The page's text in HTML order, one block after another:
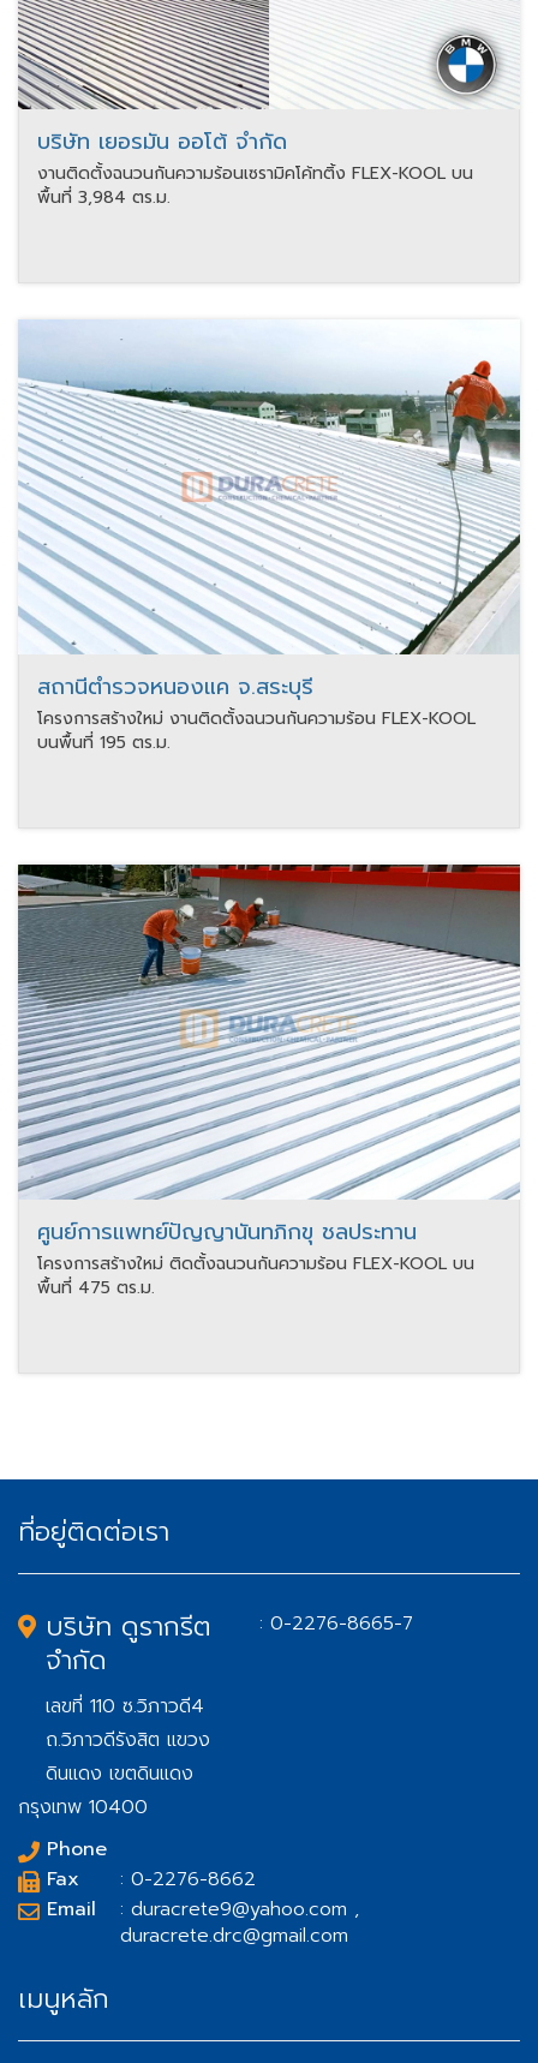
บริษัท เยอรมัน ออโต้ จำกัด
งานติดตั้งฉนวนกันความร้อนเซรามิคโค้ทติ้ง FLEX-KOOL บน
พื้นที่ 3,984 ตร.ม.
สถานีตำรวจหนองแค จ.สระบุรี
โครงการสร้างใหม่ งานติดตั้งฉนวนกันความร้อน FLEX-KOOL
บนพื้นที่ 195 ตร.ม.
ศูนย์การแพทย์ปัญญานันทภิกขุ ชลประทาน
โครงการสร้างใหม่ ติดตั้งฉนวนกันความร้อน FLEX-KOOL บน
พื้นที่ 475 ตร.ม.
ที่อยู่ติดต่อเรา
บริษัท ดูรากรีต
จำกัด
เลขที่ 110 ซ.วิภาวดี4
ถ.วิภาวดีรังสิต แขวง
ดินแดง เขตดินแดง
กรุงเทพ 10400
Phone
: 0-2276-8665-7
Fax
: 0-2276-8662
Email
: duracrete9@yahoo.com ,
duracrete.drc@gmail.com
เมนูหลัก